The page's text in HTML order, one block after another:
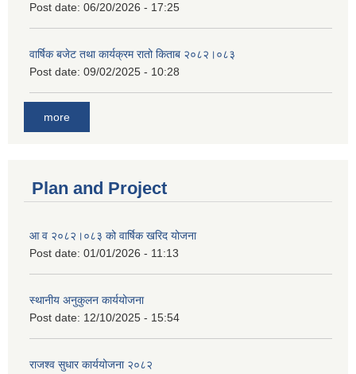
Post date: 06/20/2026 - 17:25
वार्षिक बजेट तथा कार्यक्रम रातो किताब २०८२।०८३
Post date: 09/02/2025 - 10:28
more
Plan and Project
आ व २०८२।०८३ को वार्षिक खरिद योजना
Post date: 01/01/2026 - 11:13
स्थानीय अनुकुलन कार्ययोजना
Post date: 12/10/2025 - 15:54
राजश्व सुधार कार्ययोजना २०८२